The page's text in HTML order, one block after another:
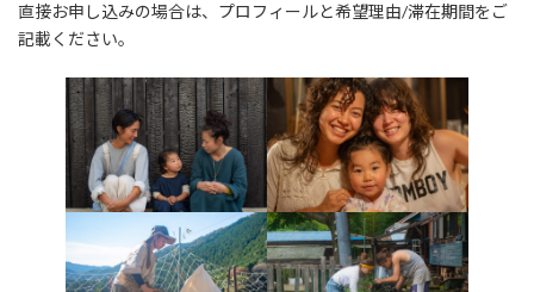
直接お申し込みの場合は、プロフィールと希望理由/滞在期間をご
記載ください。